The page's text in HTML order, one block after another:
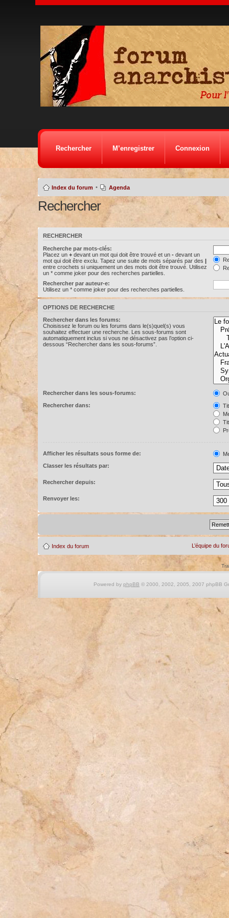
Rechercher M’enregistrer Connexion
Index du forum • Agenda
Rechercher
RECHERCHER
Recherche par mots-clés:
Placez un +devant un mot qui doit être trouvé et un -devant un
mot qui doit être exclu. Tapez une suite de mots séparés par des |
entre crochets si uniquement un des mots doit être trouvé. Utilisez
un * comme joker pour des recherches partielles.
Rechercher par auteur-e:
Utilisez un * comme joker pour des recherches partielles.
OPTIONS DE RECHERCHE
Rechercher dans les forums:
Choisissez le forum ou les forums dans le(s)quel(s) vous
souhaitez effectuer une recherche. Les sous-forums sont
automatiquement inclus si vous ne désactivez pas l’option ci-
dessous “Rechercher dans les sous-forums”.
Rechercher dans les sous-forums:
Rechercher dans:
Afficher les résultats sous forme de:
Classer les résultats par:
Rechercher depuis:
Renvoyer les:
Index du forum L’équipe du
Powered by phpBB © 2000, 2002, 2005, 2007 phpBB